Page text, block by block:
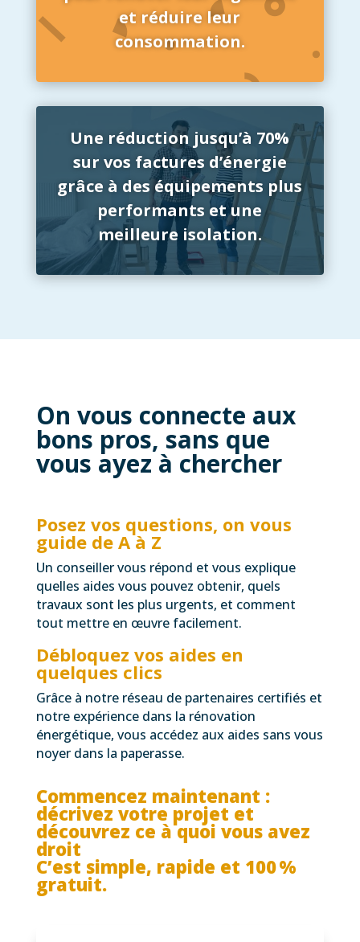
et réduire leur
consommation.
Une réduction jusqu’à 70%
sur vos factures d’énergie
grâce à des équipements plus
performants et une
meilleure isolation.
On vous connecte aux
bons pros, sans que
vous ayez à chercher
Posez vos questions, on vous
guide de A à Z
Un conseiller vous répond et vous explique
quelles aides vous pouvez obtenir, quels
travaux sont les plus urgents, et comment
tout mettre en œuvre facilement.
Débloquez vos aides en
quelques clics
Grâce à notre réseau de partenaires certifiés et
notre expérience dans la rénovation
énergétique, vous accédez aux aides sans vous
noyer dans la paperasse.
Commencez maintenant :
décrivez votre projet et
découvrez ce à quoi vous avez
droit
C’est simple, rapide et 100 %
gratuit.